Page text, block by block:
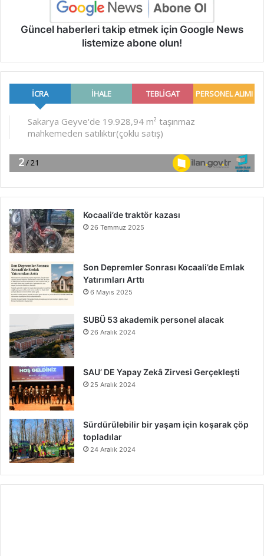
Güncel haberleri takip etmek için Google News
listemize abone olun!
Kocaali’de traktör kazası
26 Temmuz 2025
Son Depremler Sonrası Kocaali’de Emlak
Yatırımları Arttı
6 Mayıs 2025
SUBÜ 53 akademik personel alacak
26 Aralık 2024
SAU’ DE Yapay Zekâ Zirvesi Gerçekleşti
25 Aralık 2024
Sürdürülebilir bir yaşam için koşarak çöp
topladılar
24 Aralık 2024